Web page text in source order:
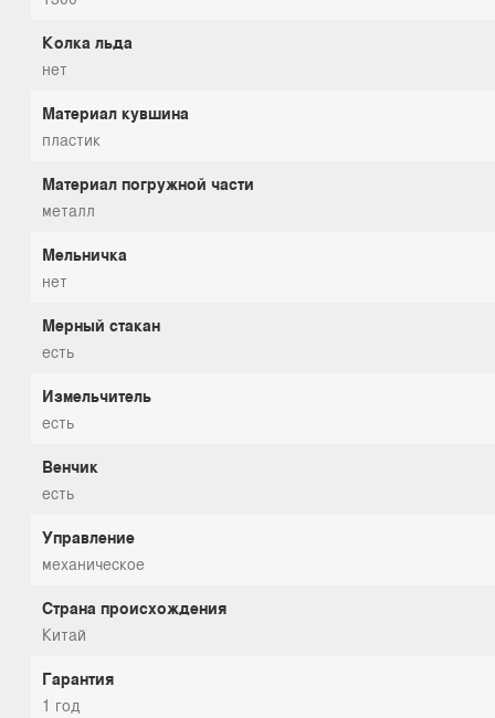
Колка льда
нет
Материал кувшина
пластик
Материал погружной части
металл
Мельничка
нет
Мерный стакан
есть
Измельчитель
есть
Венчик
есть
Управление
механическое
Страна происхождения
Китай
Гарантия
1 год